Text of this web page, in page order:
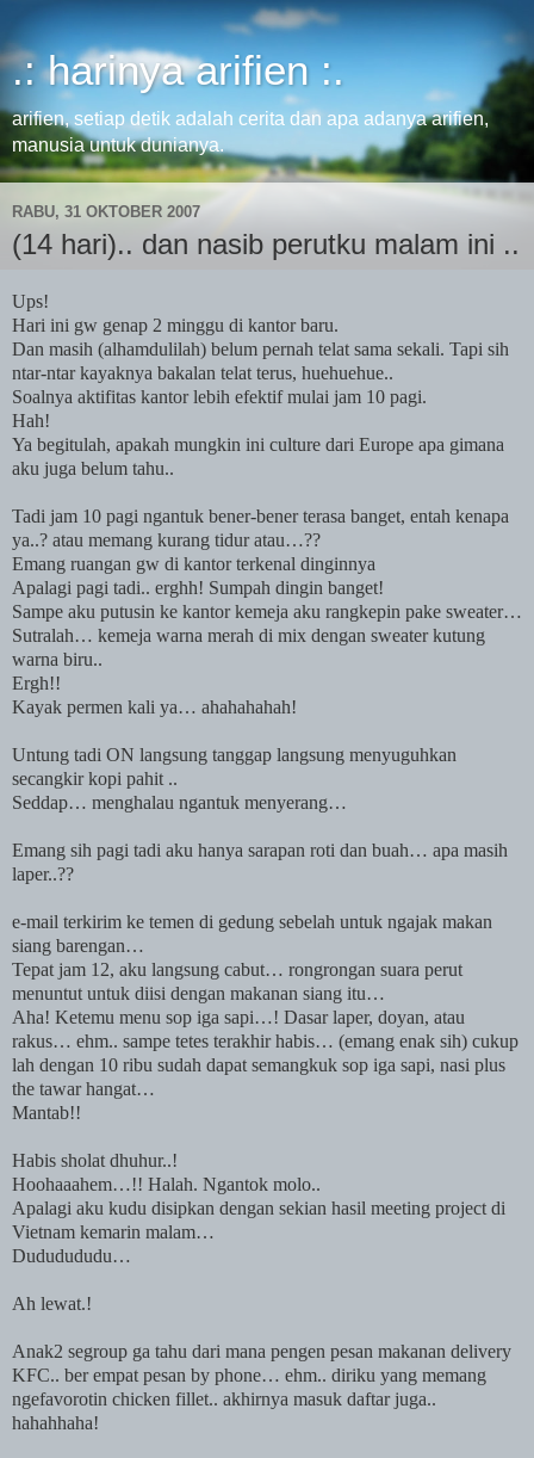
.: harinya arifien :.
arifien, setiap detik adalah cerita dan apa adanya arifien,
manusia untuk dunianya.
RABU, 31 OKTOBER 2007
(14 hari).. dan nasib perutku malam ini ..
Ups!
Hari ini gw genap 2 minggu di kantor baru.
Dan masih (alhamdulilah) belum pernah telat sama sekali. Tapi sih
ntar-ntar kayaknya bakalan telat terus, huehuehue..
Soalnya aktifitas kantor lebih efektif mulai jam 10 pagi.
Hah!
Ya begitulah, apakah mungkin ini culture dari Europe apa gimana
aku juga belum tahu..
Tadi jam 10 pagi ngantuk bener-bener terasa banget, entah kenapa
ya..? atau memang kurang tidur atau…??
Emang ruangan gw di kantor terkenal dinginnya
Apalagi pagi tadi.. erghh! Sumpah dingin banget!
Sampe aku putusin ke kantor kemeja aku rangkepin pake sweater…
Sutralah… kemeja warna merah di mix dengan sweater kutung
warna biru..
Ergh!!
Kayak permen kali ya… ahahahahah!
Untung tadi ON langsung tanggap langsung menyuguhkan
secangkir kopi pahit ..
Seddap… menghalau ngantuk menyerang…
Emang sih pagi tadi aku hanya sarapan roti dan buah… apa masih
laper..??
e-mail terkirim ke temen di gedung sebelah untuk ngajak makan
siang barengan…
Tepat jam 12, aku langsung cabut… rongrongan suara perut
menuntut untuk diisi dengan makanan siang itu…
Aha! Ketemu menu sop iga sapi…! Dasar laper, doyan, atau
rakus… ehm.. sampe tetes terakhir habis… (emang enak sih) cukup
lah dengan 10 ribu sudah dapat semangkuk sop iga sapi, nasi plus
the tawar hangat…
Mantab!!
Habis sholat dhuhur..!
Hoohaaahem…!! Halah. Ngantok molo..
Apalagi aku kudu disipkan dengan sekian hasil meeting project di
Vietnam kemarin malam…
Dududududu…
Ah lewat.!
Anak2 segroup ga tahu dari mana pengen pesan makanan delivery
KFC.. ber empat pesan by phone… ehm.. diriku yang memang
ngefavorotin chicken fillet.. akhirnya masuk daftar juga..
hahahhaha!